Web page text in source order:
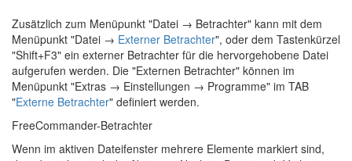
Zusätzlich zum Menüpunkt "Datei → Betrachter" kann mit dem
Menüpunkt "Datei → Externer Betrachter", oder dem Tastenkürzel
"Shift+F3" ein externer Betrachter für die hervorgehobene Datei
aufgerufen werden. Die "Externen Betrachter" können im
Menüpunkt "Extras → Einstellungen → Programme" im TAB
"Externe Betrachter" definiert werden.
FreeCommander-Betrachter
Wenn im aktiven Dateifenster mehrere Elemente markiert sind,